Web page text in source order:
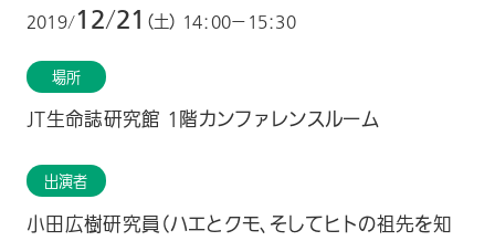
2019/12/21 （土） 14：00−15：30
場所
JT生命誌研究館 1階カンファレンスルーム
出演者
小田広樹研究員（ハエとクモ、そしてヒトの祖先を知